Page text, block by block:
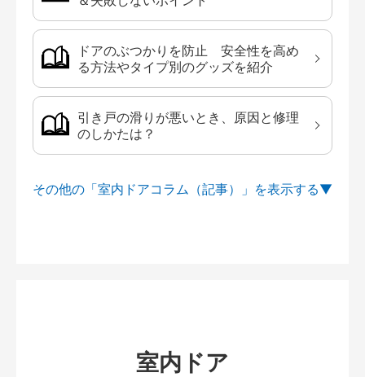
ドアのぶつかりを防止 安全性を高め
る方法やタイプ別のグッズを紹介
引き戸の滑りが悪いとき、原因と修理
のしかたは？
その他の「室内ドアコラム（記事）」を
室内ドア